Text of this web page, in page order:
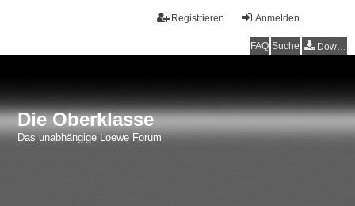
Anmelden
Registrieren
FAQ Suche Downloads
Die Oberklasse
Das unabhängige Loewe Forum